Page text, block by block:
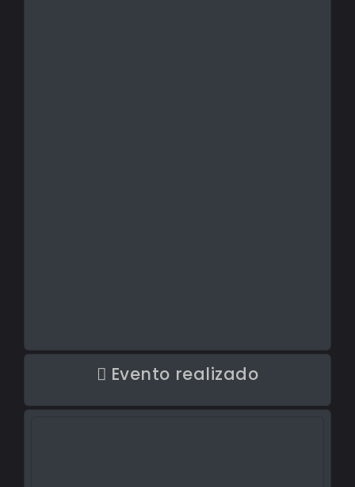
Evento realizado